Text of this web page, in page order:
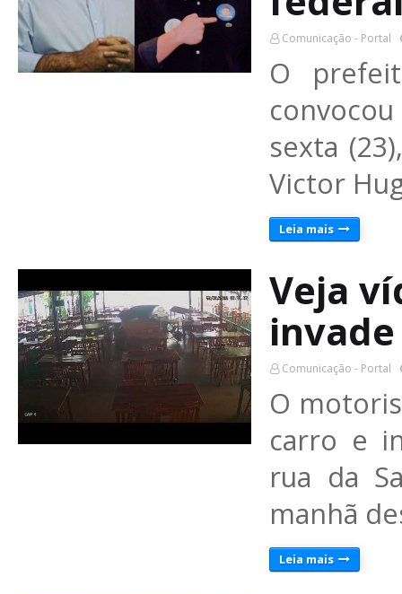
Comunicação - Portal
O
sexta
Victor
Leia mais
Veja
Comunicação - Portal
O
carro e
rua da
manhã
Leia mais